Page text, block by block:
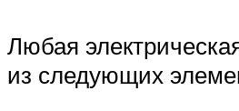
Любая
из следующих